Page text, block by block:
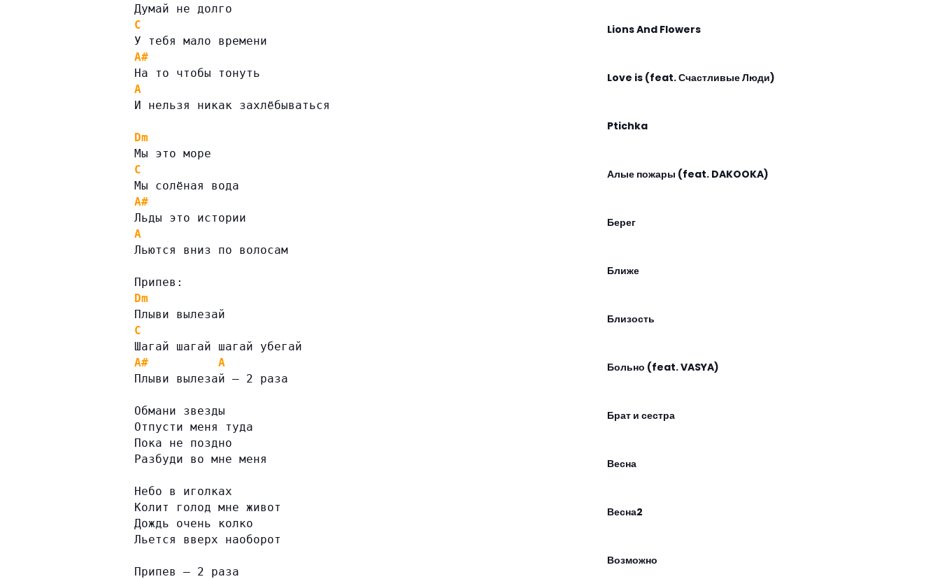
Думай не долго
C
У тебя мало времени
A#
На то чтобы тонуть
A
И нельзя никак захлёбываться
Dm
Мы это море
C
Мы солёная вода
A#
Льды это истории
A
Льются вниз по волосам
Припев:
Dm
Плыви вылезай
C
Шагай шагай шагай убегай
A#
A
Плыви вылезай — 2 раза
Обмани звезды
Отпусти меня туда
Пока не поздно
Разбуди во мне меня
Небо в иголках
Колит голод мне живот
Дождь очень колко
Льется вверх наоборот
Припев — 2 раза
Lions And Flowers
Love is (feat. Счастливые Люди)
Ptichka
Алые пожары (feat. DAKOOKA)
Берег
Ближе
Близость
Больно (feat. VASYA)
Брат и сестра
Весна
Весна2
Возможно